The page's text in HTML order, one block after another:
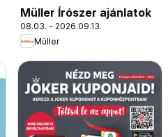
Müller Írószer ajánlatok
08.03. - 2026.09.13.
Müller